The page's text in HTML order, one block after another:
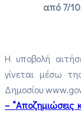
από 7/
Η υποβολή
γίνεται μέσω
Δημοσίου
– “Αποζημιώσεις